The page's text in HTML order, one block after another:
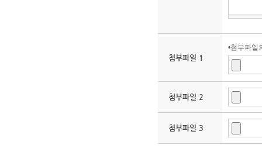
첨부파일 1
•첨부파일
첨부파일 2
첨부파일 3